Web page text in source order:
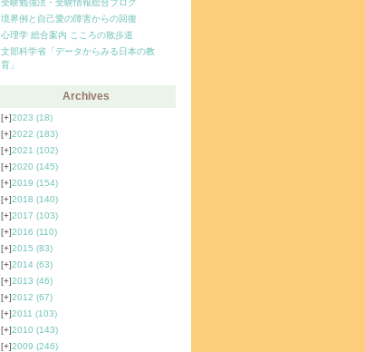
受験勉強法・受験情報総合ブログ
境界例と自己愛の障害からの回復
心理学 総合案内 こころの散歩道
文部科学省「データからみる日本の教
育」
Archives
[+]2023 (18)
[+]2022 (183)
[+]2021 (102)
[+]2020 (145)
[+]2019 (154)
[+]2018 (140)
[+]2017 (103)
[+]2016 (110)
[+]2015 (83)
[+]2014 (63)
[+]2013 (46)
[+]2012 (67)
[+]2011 (103)
[+]2010 (143)
[+]2009 (246)